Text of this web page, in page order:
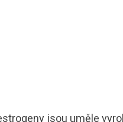
jsou uměle